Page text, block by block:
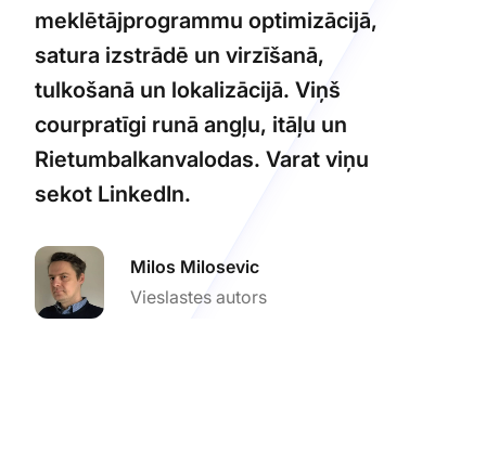
meklētājprogrammu optimizācijā,
satura izstrādē un virzīšanā,
tulkošanā un lokalizācijā. Viņš
courpratīgi runā angļu, itāļu un
Rietumbalkanvalodas. Varat viņu
sekot LinkedIn.
Milos Milosevic
Vieslastes autors